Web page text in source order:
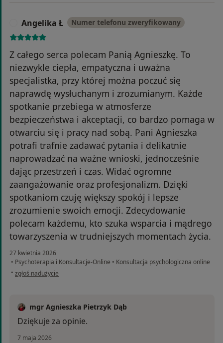
Angelika Ł Numer telefonu zweryfikowany
Z całego serca polecam Panią Agnieszkę. To
niezwykle ciepła, empatyczna i uważna
specjalistka, przy której można poczuć się
naprawdę wysłuchanym i zrozumianym. Każde
spotkanie przebiega w atmosferze
bezpieczeństwa i akceptacji, co bardzo pomaga w
otwarciu się i pracy nad sobą. Pani Agnieszka
potrafi trafnie zadawać pytania i delikatnie
naprowadzać na ważne wnioski, jednocześnie
dając przestrzeń i czas. Widać ogromne
zaangażowanie oraz profesjonalizm. Dzięki
spotkaniom czuję większy spokój i lepsze
zrozumienie swoich emocji. Zdecydowanie
polecam każdemu, kto szuka wsparcia i mądrego
towarzyszenia w trudniejszych momentach życia.
27 kwietnia 2026
• Psychoterapia i Konsultacje-Online • Konsultacja psychologiczna online
• w opinii użytkownika Angelika Ł
zgłoś nadużycie
mgr Agnieszka Pietrzyk Dąb
Dziękuje za opinie.
7 maja 2026